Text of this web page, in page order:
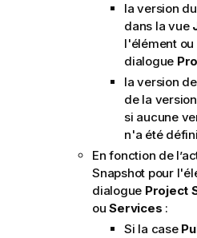
la version
dans la vue
l'élément
dialogue
la version
de la
si aucune
n'a été
En fonction de
Snapshot pour
dialogue Project
ouServices :
Si la case